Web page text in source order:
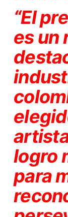
“El
es un
logro
para